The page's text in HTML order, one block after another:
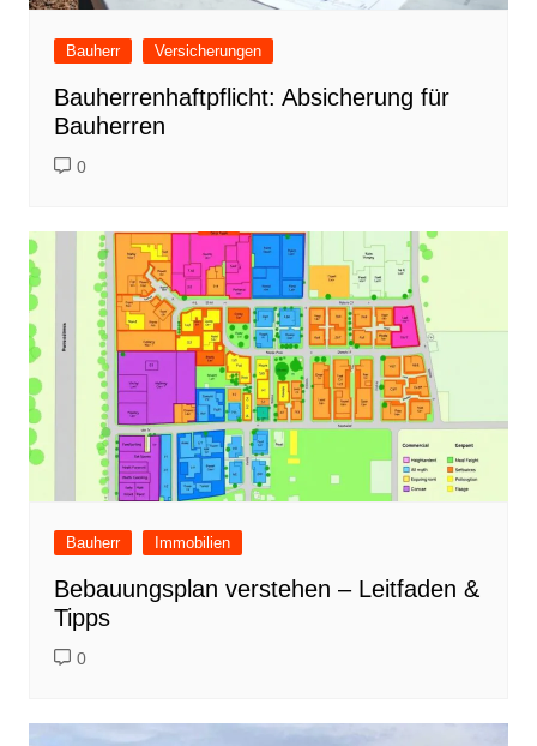
Bauherr Versicherungen
Bauherrenhaftpflicht: Absicherung für
Bauherren
0
Bauherr Immobilien
Bebauungsplan verstehen – Leitfaden &
Tipps
0